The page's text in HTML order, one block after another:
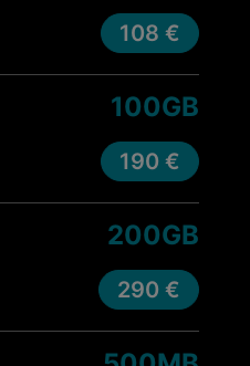
108 €
100GB
190 €
200GB
290 €